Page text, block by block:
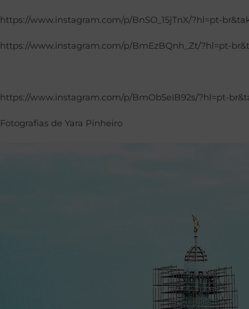
https://www.instagram.com/p/BnSO_15jTnX/?hl=pt-
https://www.instagram.com/p/BmEzBQnh_Zt/?hl=pt-
https://www.instagram.com/p/BmOb5eIB92s/?hl=pt-
Fotografias de Yara Pinheiro